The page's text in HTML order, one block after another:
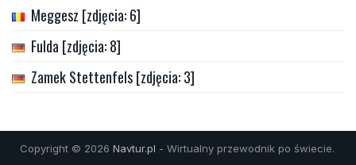
Meggesz [zdjęcia: 6]
Fulda [zdjęcia: 8]
Zamek Stettenfels [zdjęcia: 3]
Copyright © 2026 Navtur.pl - Wirtualny przewodnik po świecie.